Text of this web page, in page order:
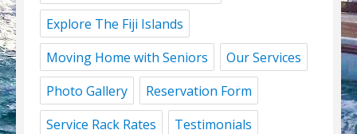
Explore The Fiji Islands
Moving Home with Seniors
Our Services
Photo Gallery
Reservation Form
Service Rack Rates
Testimonials